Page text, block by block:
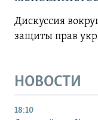
Дискуссия
защиты прав
НОВОСТИ
18:10